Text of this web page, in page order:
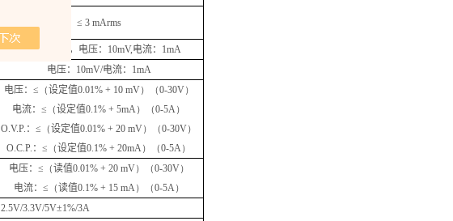
≤ 3 mArms
4位LED 显示，电压： 10mV,电流： 1mA
电压： 10mV/电流： 1mA
电压： ≤ （设定值0.01% + 10 mV）（0-30V）
电流：≤ （设定值0.1% + 5mA）（0-5A）
O.V.P. ：≤ （设定值0.01% + 20 mV）（0-30V）
O.C.P. ：≤ （设定值0.1% + 20mA）（0-5A）
电压： ≤ （读值0.01% + 20 mV）（0-30V）
电流： ≤ （读值0.1% + 15 mA）（0-5A）
2.5V/3.3V/5V±1%/3A